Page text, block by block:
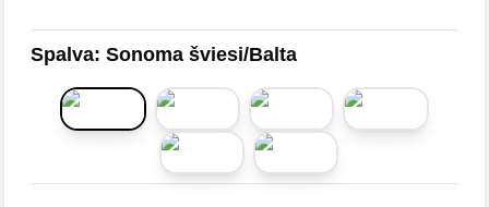
Spalva: Sonoma šviesi/Balta